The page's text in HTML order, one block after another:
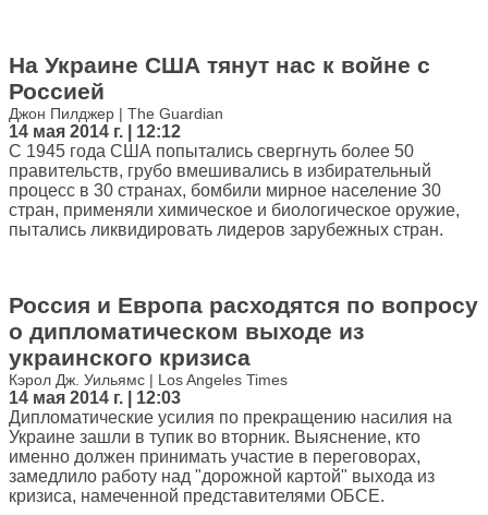
На Украине США тянут нас к войне с
Россией
Джон Пилджер | The Guardian
14 мая 2014 г. | 12:12
С 1945 года США попытались свергнуть более 50
правительств, грубо вмешивались в избирательный
процесс в 30 странах, бомбили мирное население 30
стран, применяли химическое и биологическое оружие,
пытались ликвидировать лидеров зарубежных стран.
Россия и Европа расходятся по вопросу
о дипломатическом выходе из
украинского кризиса
Кэрол Дж. Уильямс | Los Angeles Times
14 мая 2014 г. | 12:03
Дипломатические усилия по прекращению насилия на
Украине зашли в тупик во вторник. Выяснение, кто
именно должен принимать участие в переговорах,
замедлило работу над "дорожной картой" выхода из
кризиса, намеченной представителями ОБСЕ.